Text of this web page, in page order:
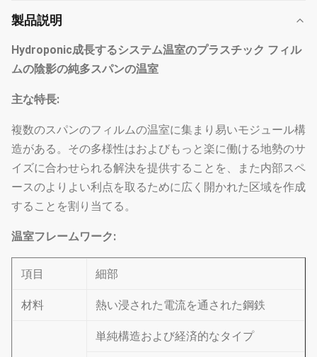
製品説明
Hydroponic成長するシステム温室のプラスチック フィル
ムの陰影の純多スパンの温室
主な特長:
複数のスパンのフィルムの温室に集まり易いモジュール構
造がある。その多様性はおよびもっと楽に働ける地勢のサ
イズに合わせられる解決を提供することを、また内部スペ
ースのよりよい利点を取るために広く開かれた区域を作成
することを割り当てる。
温室フレームワーク:
項目 細部
材料 熱い浸された電流を通された鋼鉄
単純構造および経済的なタイプ